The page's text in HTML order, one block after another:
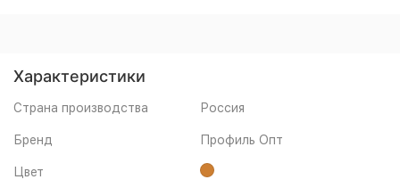
Характеристики
Страна производства Россия
Бренд Профиль Опт
Цвет